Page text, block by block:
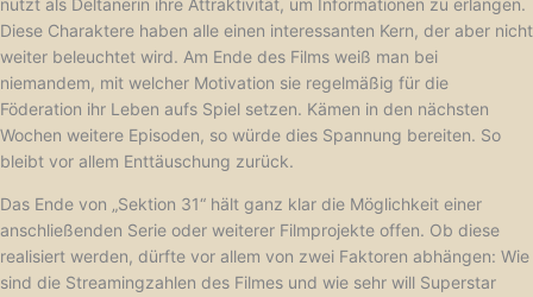
nutzt als Deltanerin ihre Attraktivität, um Informationen zu erlangen.
Diese Charaktere haben alle einen interessanten Kern, der aber nicht
weiter beleuchtet wird. Am Ende des Films weiß man bei
niemandem, mit welcher Motivation sie regelmäßig für die
Föderation ihr Leben aufs Spiel setzen. Kämen in den nächsten
Wochen weitere Episoden, so würde dies Spannung bereiten. So
bleibt vor allem Enttäuschung zurück.
Das Ende von „Sektion 31“ hält ganz klar die Möglichkeit einer
anschließenden Serie oder weiterer Filmprojekte offen. Ob diese
realisiert werden, dürfte vor allem von zwei Faktoren abhängen: Wie
sind die Streamingzahlen des Filmes und wie sehr will Superstar